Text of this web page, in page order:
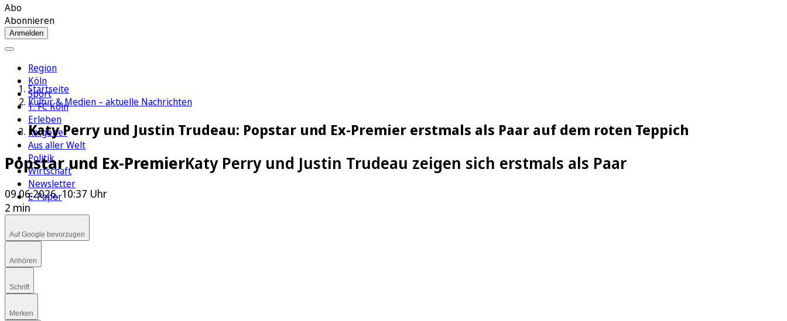
Abo
Abonnieren
Anmelden
Region
Köln
Sport
1. FC Köln
Erleben
Ratgeber
Aus aller Welt
Politik
Wirtschaft
Newsletter
E-Paper
Startseite
Kultur & Medien – aktuelle Nachrichten
Katy Perry und Justin Trudeau: Popstar und Ex-Premier erstmals als Paar auf dem roten Teppich
Popstar und Ex-PremierKaty Perry und Justin Trudeau zeigen sich erstmals als Paar
09.06.2026, 10:37 Uhr
2 min
Auf Google bevorzugen
Anhören
Schrift
Merken